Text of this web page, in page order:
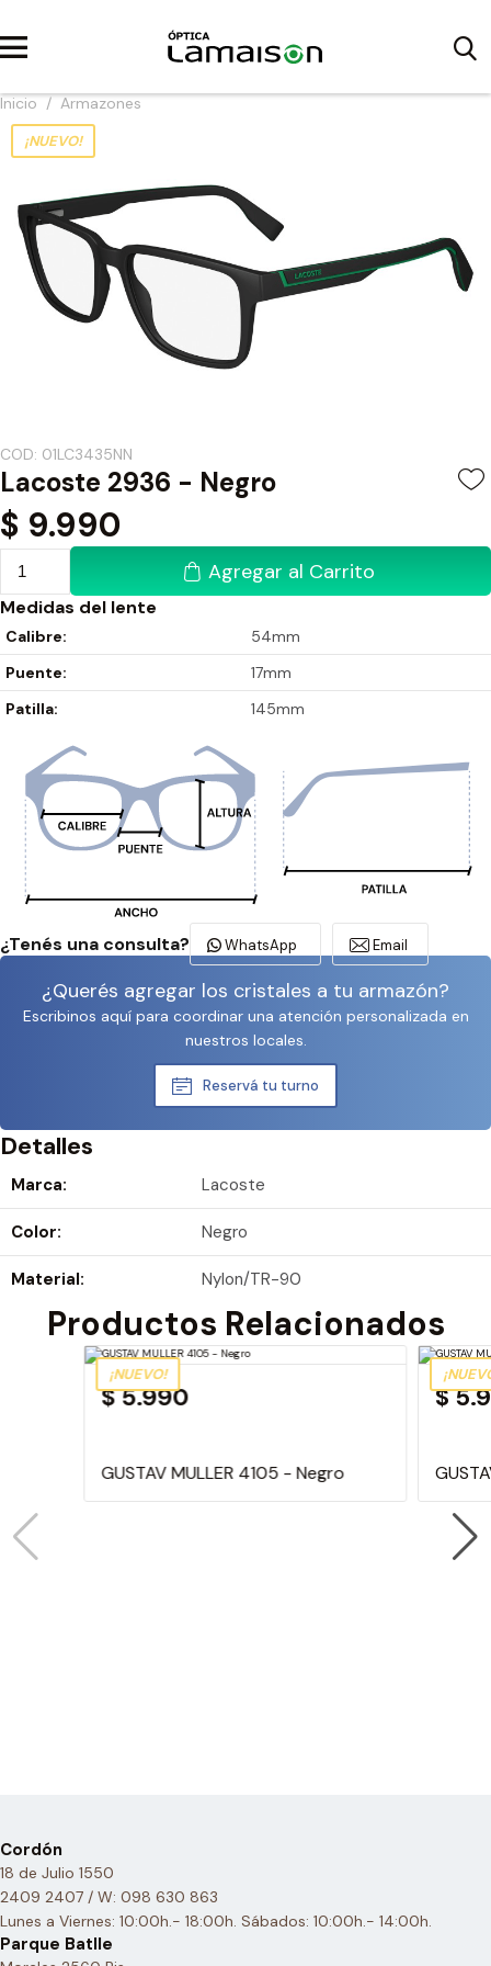
Inicio / Armazones
¡NUEVO!
COD: 01LC3435NN
Lacoste 2936 - Negro
$ 9.990
Agregar al Carrito
Medidas del lente
Calibre:
54mm
Puente:
17mm
Patilla:
145mm
¿Tenés una consulta? WhatsApp Email
¿Querés agregar los cristales a tu armazón?
Escribinos aquí para coordinar una atención personalizada en
nuestros locales.
Reservá tu turno
Detalles
Marca: Lacoste
Color: Negro
Material: Nylon/TR-90
Productos Relacionados
¡NUEVO!
$ 5.990
GUSTAV MULLER 4105 - Negro
$
Cordón
18 de Julio 1550
2409 2407 / W: 098 630 863
Lunes a Viernes: 10:00h.- 18:00h. Sábados: 10:00h.- 14:00h.
Parque Batlle